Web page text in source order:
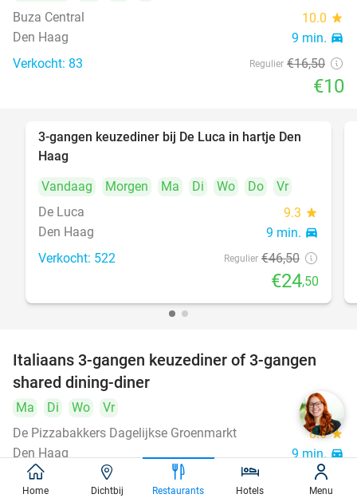
Buza Central
10.0 star
Den Haag 9 min. directions_car
Verkocht: 83 Regulier €16,50
€10
47%
3-gangen keuzediner bij De Luca in hartje Den
Haag
Vandaag
Morgen Ma Di Wo Do
Vr
De Luca
9.3 star
Den Haag 9 min. directions_car
Verkocht: 522 Regulier €46,50
€24,50
50%
Italiaans 3-gangen keuzediner of 3-gangen
shared dining-diner
Ma Di Wo
Vr
De Pizzabakkers Dagelijkse Groenmarkt
8.6star
Den Haag 9 min.directions_car
Verkocht: 759 Regulier ,95
Home Dichtbij Restaurants Hotels Menu